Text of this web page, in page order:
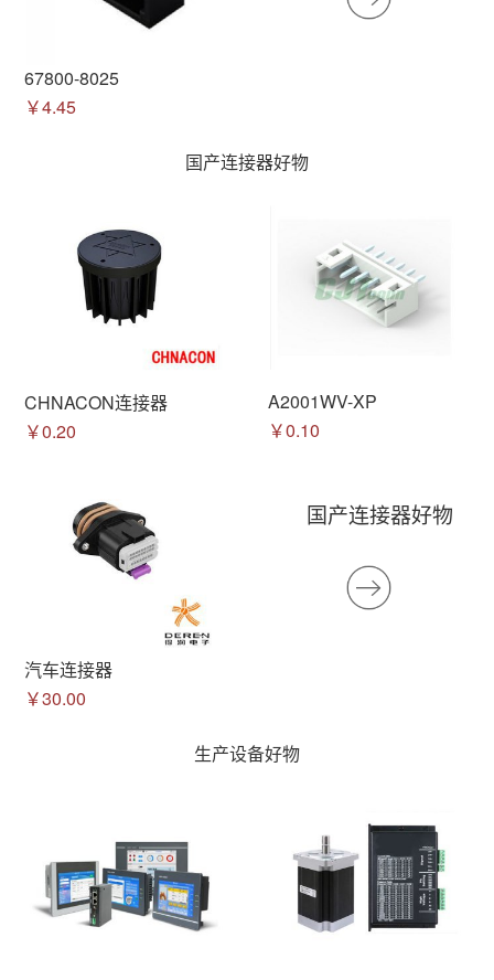
67800-8025
￥4.45
国产连接器好物
CHNACON连接器
￥0.20
A2001WV-XP
￥0.10
汽车连接器
￥30.00
国产连接器好物
生产设备好物